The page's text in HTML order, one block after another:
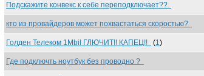
Подскажите конвекс к себе переподключает??
кто из провайдеров может похвастаться скоростью?
Голден Телеком 1Mbil ГЛЮЧИТ!! КАПЕЦ!! (1)
Где подключть ноутбук без проводно ?